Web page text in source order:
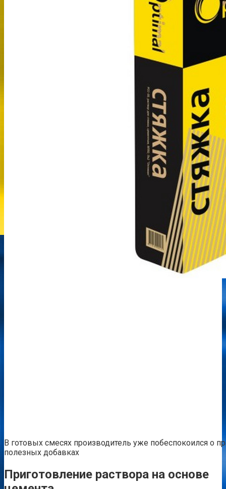
В готовых смесях производитель уже побеспокоился о
полезных добавках
Приготовление раствора на основе